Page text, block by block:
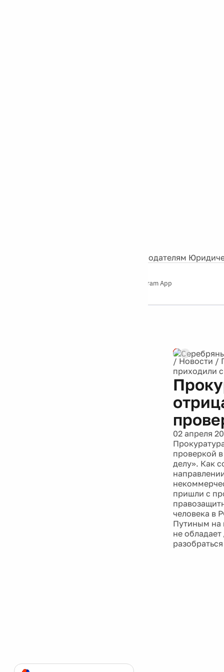
Рекламодателям
Telegram App
/ Новости /
приходили
02 апреля
проверкой
делу». Как
пришли с
человека в
Путиным на
не